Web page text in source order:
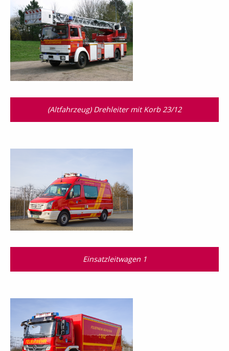
(Altfahrzeug) Drehleiter mit Korb 23/12
Einsatzleitwagen 1